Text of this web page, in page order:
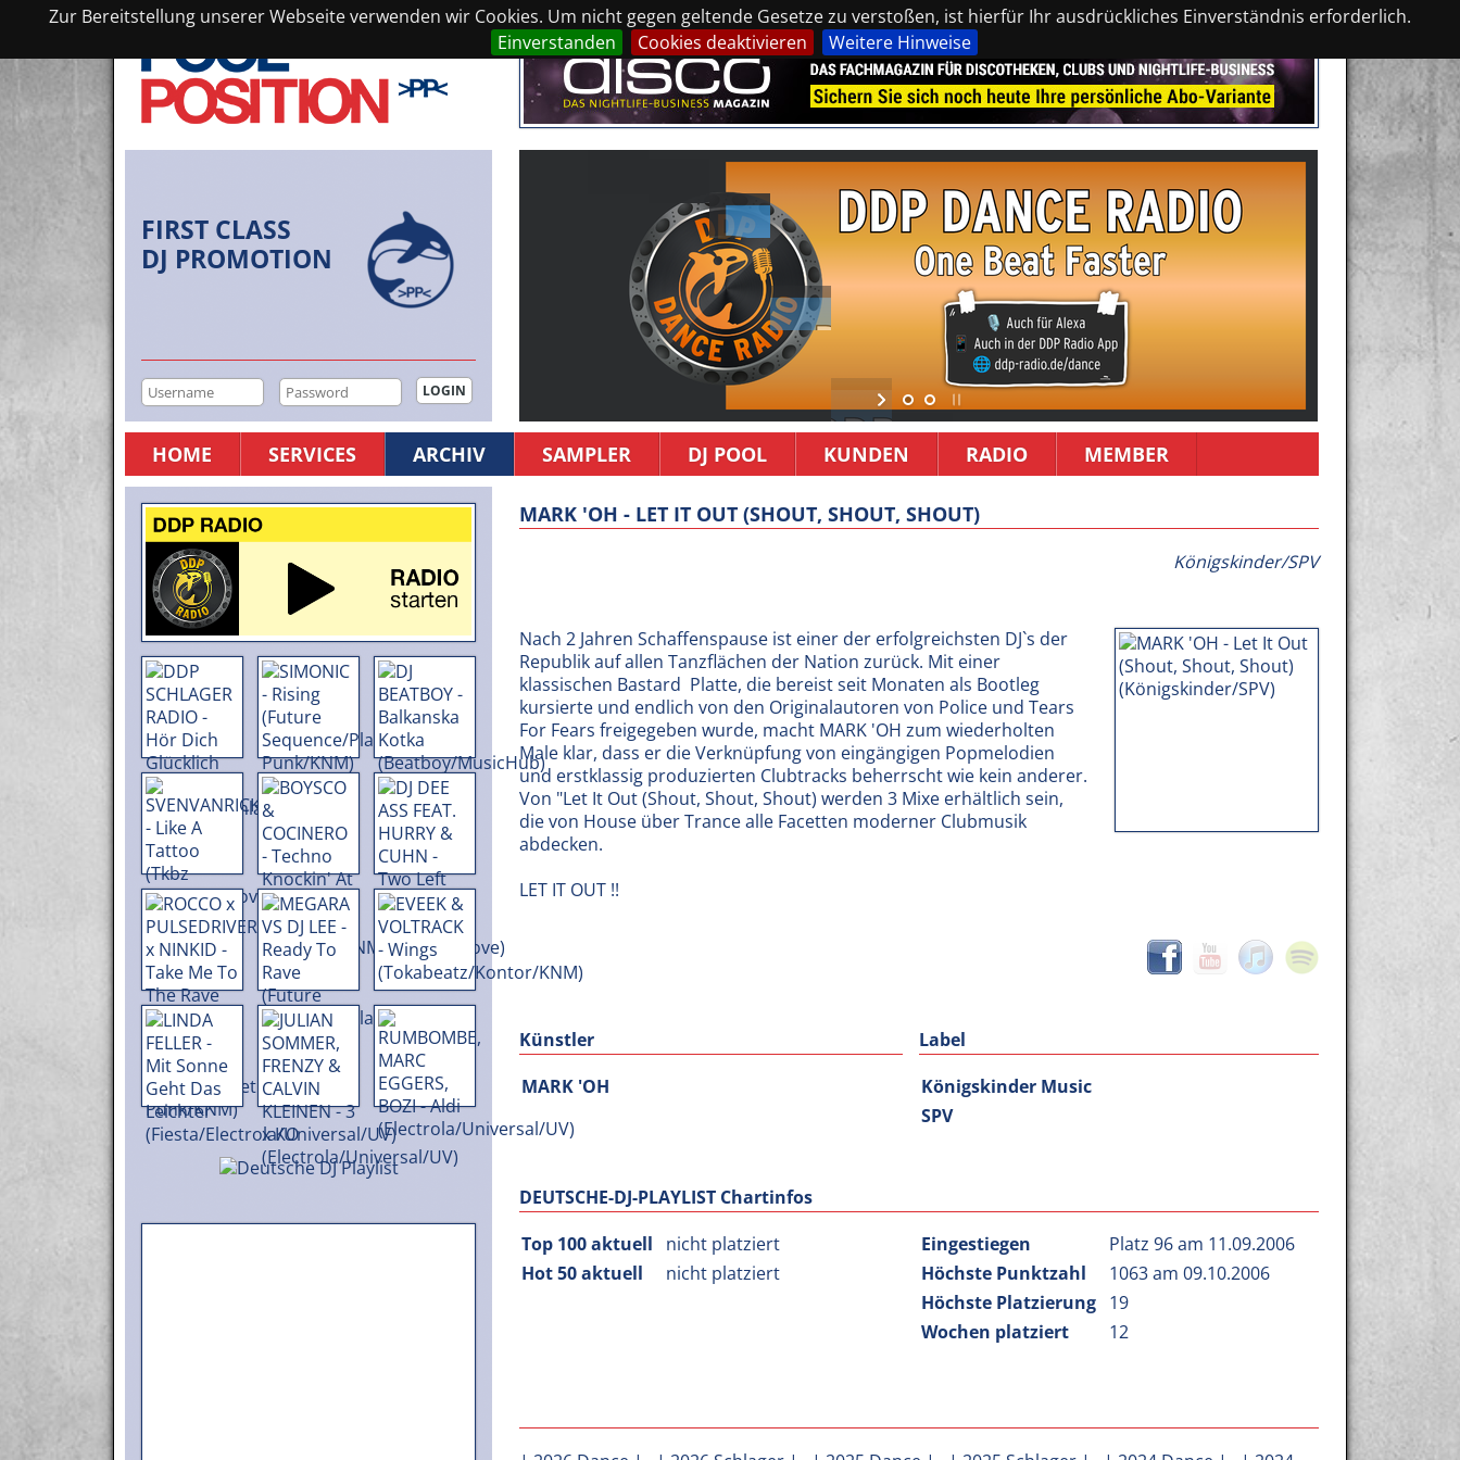
Zur Bereitstellung unserer Webseite verwenden wir Cookies. Um nicht gegen geltende Gesetze zu verstoßen, ist hierfür Ihr ausdrückliches Einverständnis erforderlich.
Einverstanden
Cookies deaktivieren Weitere Hinweise
FIRST CLASS
DJ PROMOTION
HOME SERVICES ARCHIV SAMPLER DJ POOL KUNDEN RADIO MEMBER
MARK 'OH - LET IT OUT (SHOUT, SHOUT, SHOUT)
Königskinder/SPV
Nach 2 Jahren Schaffenspause ist einer der erfolgreichsten DJ`s der
Republik auf allen Tanzflächen der Nation zurück. Mit einer
klassischen Bastard  Platte, die bereist seit Monaten als Bootleg
kursierte und endlich von den Originalautoren von Police und Tears
For Fears freigegeben wurde, macht MARK 'OH zum wiederholten
Male klar, dass er die Verknüpfung von eingängigen Popmelodien
und erstklassig produzierten Clubtracks beherrscht wie kein anderer.
Von "Let It Out (Shout, Shout, Shout) werden 3 Mixe erhältlich sein,
die von House über Trance alle Facetten moderner Clubmusik
abdecken.
LET IT OUT !!
Künstler
MARK 'OH
Label
Königskinder Music
SPV
DEUTSCHE-DJ-PLAYLIST Chartinfos
Top 100 aktuell
nicht platziert
Hot 50 aktuell
nicht platziert
Eingestiegen
Platz 96 am 11.09.2006
Höchste Punktzahl
1063 am 09.10.2006
Höchste Platzierung 19
Wochen platziert
12